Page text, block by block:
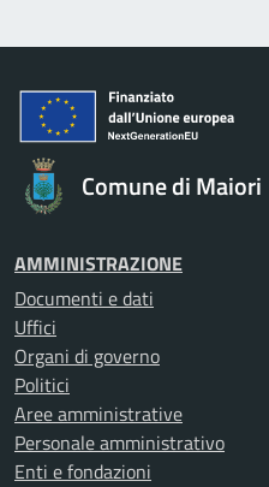
Comune di Maiori
AMMINISTRAZIONE
Documenti e dati
Uffici
Organi di governo
Politici
Aree amministrative
Personale amministrativo
Enti e fondazioni